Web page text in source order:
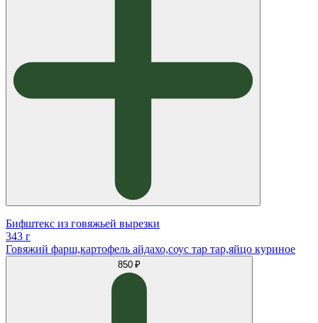
Бифштекс из говяжьей вырезки
343 г
Говяжий фарш,картофель айдахо,соус тар тар,яйцо куриное
850 ₽